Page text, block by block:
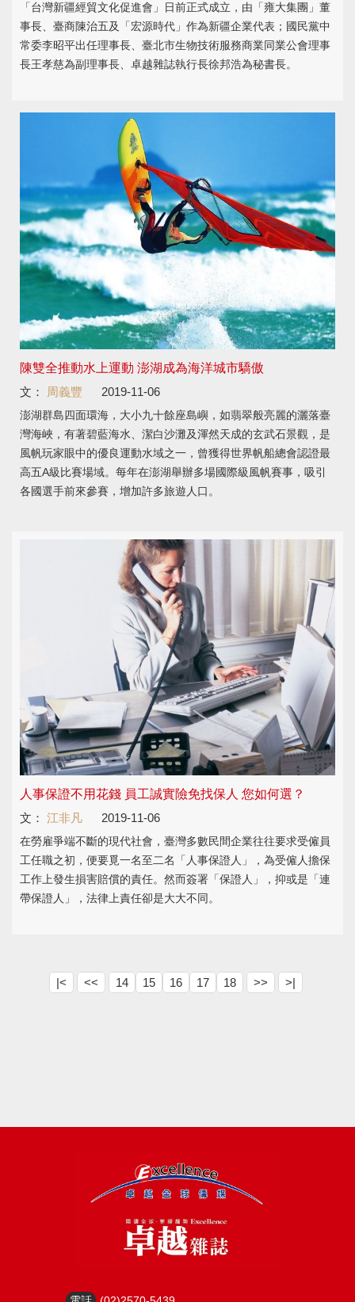
「台灣新疆經貿文化促進會」日前正式成立，由「雍大集團」董
事長、臺商陳治五及「宏源時代」作為新疆企業代表；國民黨中
常委李昭平出任理事長、臺北市生物技術服務商業同業公會理事
長王孝慈為副理事長、卓越雜誌執行長徐邦浩為秘書長。
陳雙全推動水上運動 澎湖成為海洋城市驕傲
文：
周義豐 2019-11-06
澎湖群島四面環海，大小九十餘座島嶼，如翡翠般亮麗的灑落臺
灣海峽，有著碧藍海水、潔白沙灘及渾然天成的玄武石景觀，是
風帆玩家眼中的優良運動水域之一，曾獲得世界帆船總會認證最
高五A級比賽場域。每年在澎湖舉辦多場國際級風帆賽事，吸引
各國選手前來參賽，增加許多旅遊人口。
人事保證不用花錢 員工誠實險免找保人 您如何選？
文： 江非凡 2019-11-06
在勞雇爭端不斷的現代社會，臺灣多數民間企業往往要求受僱員
工任職之初，便要覓一名至二名「人事保證人」，為受僱人擔保
工作上發生損害賠償的責任。然而簽署「保證人」，抑或是「連
帶保證人」，法律上責任卻是大大不同。
|< << 14 15 16 17 18 >> >|